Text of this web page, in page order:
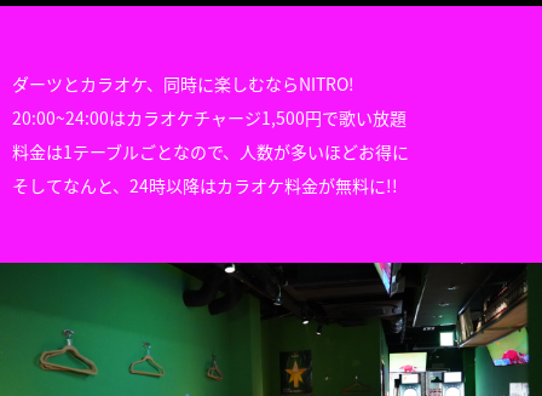
ダーツとカラオケ、同時に楽しむならNITRO!
20:00~24:00はカラオケチャージ1,500円で歌い放題
料金は1テーブルごとなので、人数が多いほどお得に
そしてなんと、24時以降はカラオケ料金が無料に!!